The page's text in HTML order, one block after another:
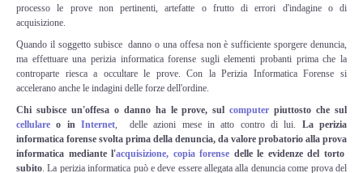
Indagini su computer
Indagini Smartphone,Tablet
Bonifiche Digitali
processo le prove non pertinenti, artefatte o frutto di errori d'indagine o di
acquisizione.
Quando il soggetto subisce danno o una offesa non è sufficiente sporgere denuncia,
ma effettuare una perizia informatica forense sugli elementi probanti prima che la
controparte riesca a occultare le prove. Con la Perizia Informatica Forense si
accelerano anche le indagini delle forze dell'ordine.
Chi subisce un'offesa o danno ha le prove, sulcomputer piuttosto che sul
cellulare o inInternet , delle azioni mese in atto contro di lui. La perizia
informatica forense svolta prima della denuncia, da valore probatorio alla prova
informatica mediante l'acquisizione, copia forense delle le evidenze del torto
subito . La perizia informatica può e deve essere allegata alla denuncia come prova del